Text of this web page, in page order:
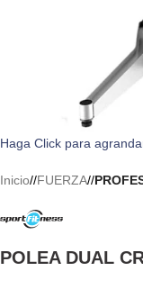
Haga Click para
Inicio/ FUERZA/
POLEA DUAL